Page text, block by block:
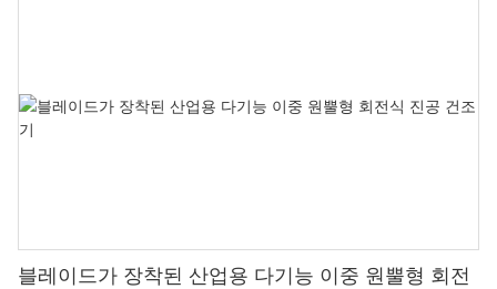
블레이드가 장착된 산업용 다기능 이중 원뿔형 회전